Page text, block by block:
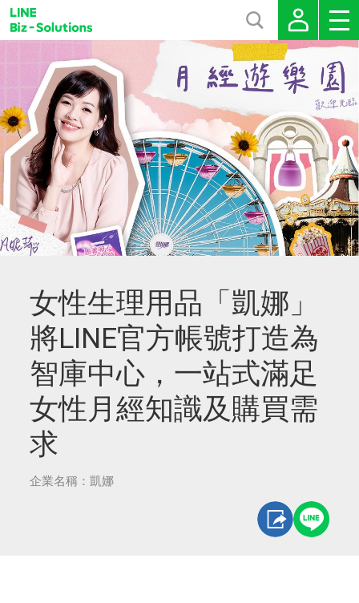
女性生理用品「凱娜」
將LINE官方帳號打造為
智庫中心，一站式滿足
女性月經知識及購買需
求
企業名稱：凱娜